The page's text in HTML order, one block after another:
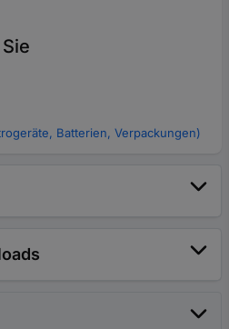
Batterien, Verpackungen)